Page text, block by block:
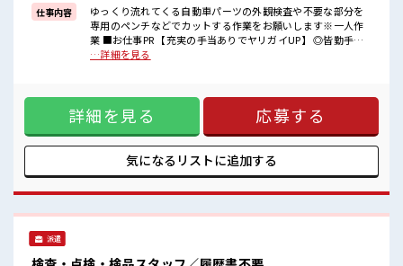
■職場の雰囲気
《男女スタッフさん活躍中》
新工場でとってもキレイ★
キバツ過ぎはNGですが髪のカラーOK！
仕事内容
ゆっくり流れてくる自動車パーツの外観検査や不要な部分を
専用のペンチなどでカットする作業をお願いします※一人作
業 ■お仕事PR 【充実の手当ありでヤリガイUP】 ◎皆勤手
当:8,000円/月 ◎更新手当:20,000円/3ヵ月毎 ≪適度な残業で
分向きで未経験OK≫ 新しいことにチャレンジするのは不安だ
けどしっかり働く環境が整っています！ イチからスキルUP・
ステップUP目指していきましょう！ ■職場の雰囲気 《男女ス
タッフさん活躍中》 新工場でとってもキレイ★ キバツ過ぎは
NGですが髪のカラーOK！ 社員食堂は会社負担で無料で食べ
られます♪ 駐車場・ロッカー・休憩室完備♪
…詳細を見る
詳細を見る 応募する
気になるリストに追加する
派遣